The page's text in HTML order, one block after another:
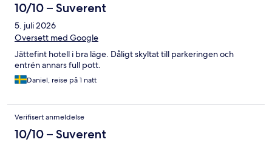
10/10 – Suverent
5. juli 2026
Oversett med Google
Jättefint hotell i bra läge. Dåligt skyltat till parkeringen och
entrén annars full pott.
Daniel, reise på 1 natt
Verifisert anmeldelse
10/10 – Suverent